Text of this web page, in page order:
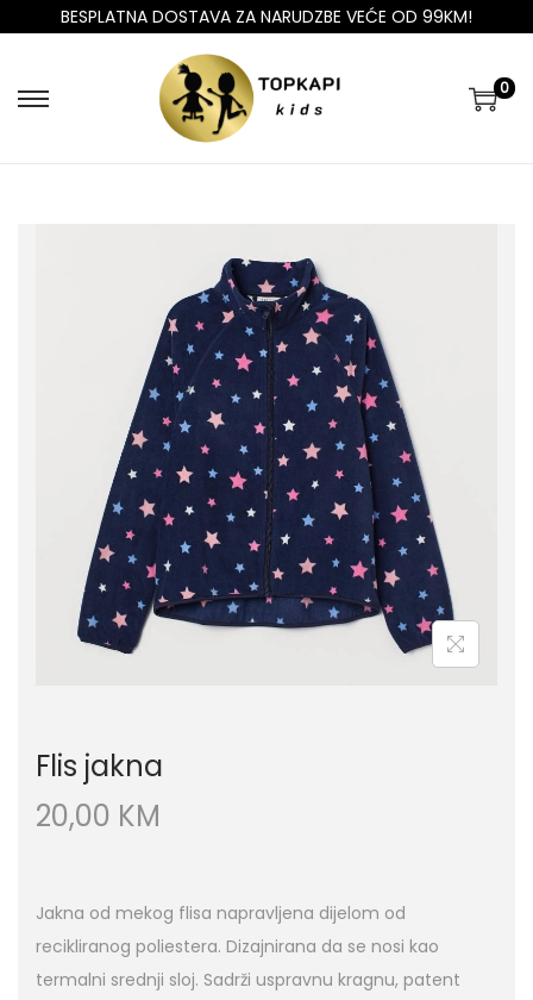
BESPLATNA DOSTAVA ZA NARUDZBE VEĆE OD 99KM!
0
Flis jakna
20,00 KM
Jakna od mekog flisa napravljena dijelom od
recikliranog poliestera. Dizajnirana da se nosi kao
termalni srednji sloj. Sadrži uspravnu kragnu, patent